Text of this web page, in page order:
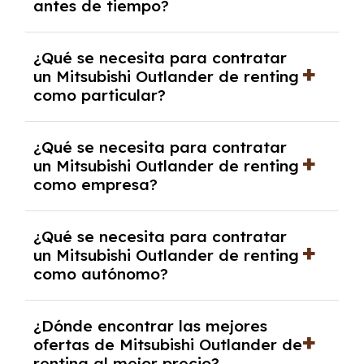
debido al resultado del estudio de viabilidad
económica.
antes de tiempo?
pero puede haber penalizaciones por
cancelación anticipada. Es importante revisar
las condiciones del contrato y hablar con un
experto que te asesore.
¿Qué se necesita para contratar
un Mitsubishi Outlander de renting
como particular?
y, en algunos casos, una consulta de solvencia
crediticia y un pago inicial.
¿Qué se necesita para contratar
un Mitsubishi Outlander de renting
como empresa?
documentación financiera y, en algunos
casos, un informe de solvencia de la empresa
y un pago inicial.
¿Qué se necesita para contratar
un Mitsubishi Outlander de renting
como autónomo?
autónomos, justificante de ingresos y, en
algunos casos, un informe fiscal y un pago
¿Dónde encontrar las mejores
ofertas de Mitsubishi Outlander de